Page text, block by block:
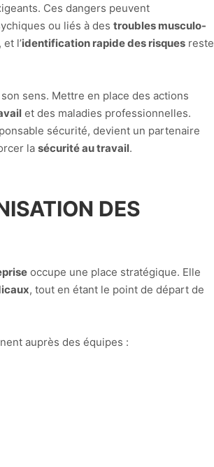
Ces dangers peuvent
ou liés à des troubles musculo-
l’identification rapide des risques reste
sens. Mettre en place des actions
et des maladies professionnelles.
sécurité, devient un partenaire
la sécurité au travail.
DES
occupe une place stratégique. Elle
, tout en étant le point de départ de
auprès des équipes :